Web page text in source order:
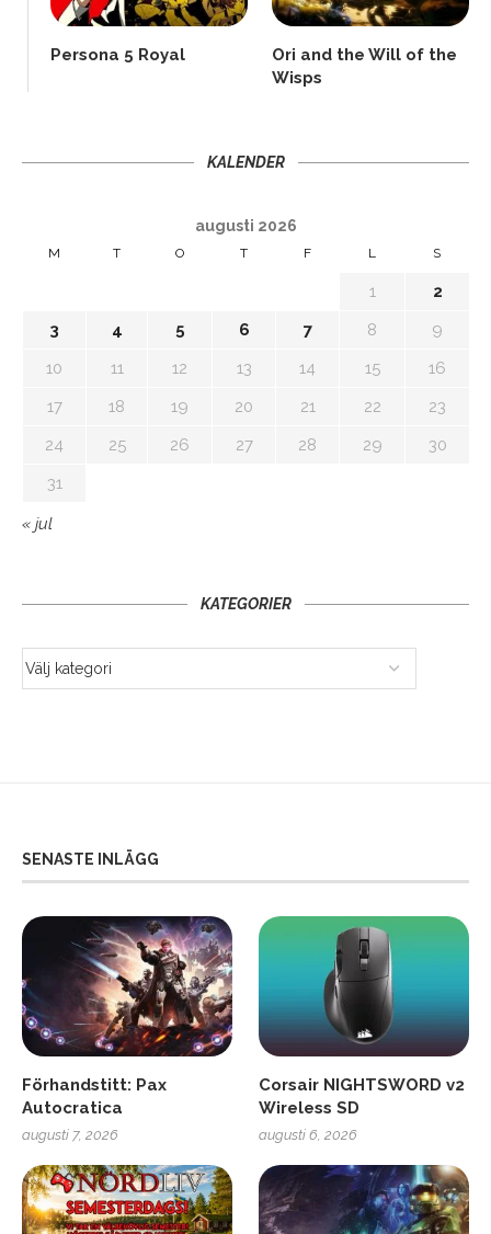
Persona 5 Royal
Ori and the Will of the
Wisps
KALENDER
augusti 2026
M T O T F L S
1
2
3
4 5 6 7 8
9
10
11 12 13 14 15
16
17
18 19 20 21 22
23
24
25 26 27 28 29
30
31
« jul
KATEGORIER
SENASTE INLÄGG
Förhandstitt: Pax
Autocratica
augusti 7, 2026
Corsair NIGHTSWORD v2
Wireless SD
augusti 6, 2026